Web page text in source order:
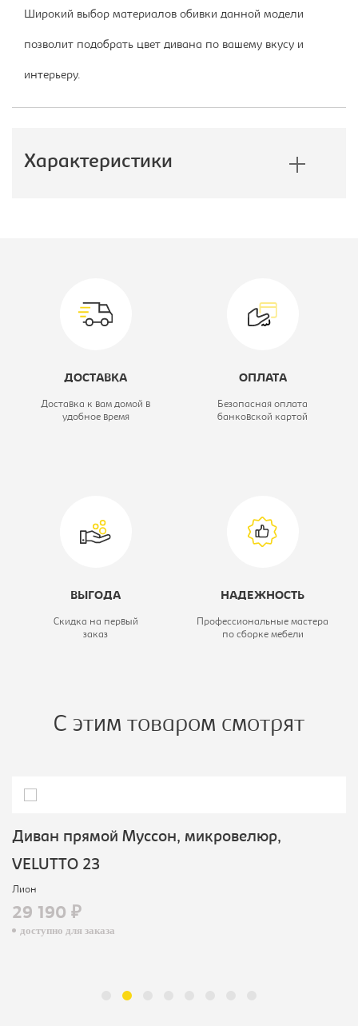
Широкий выбор материалов обивки данной модели
позволит подобрать цвет дивана по вашему вкусу и
интерьеру.
Характеристики
Материал обивки: микровелюр/
ДОСТАВКА
Доставка к вам домой в
удобное время
ОПЛАТА
Безопасная оплата
банковской картой
ВЫГОДА
Скидка на первый
заказ
НАДЕЖНОСТЬ
Профессиональные мастера
по сборке мебели
С этим товаром смотрят
Диван прямой Муссон, микровелюр,
VELUTTO 23
Лион
29 190 ₽
доступно для заказа